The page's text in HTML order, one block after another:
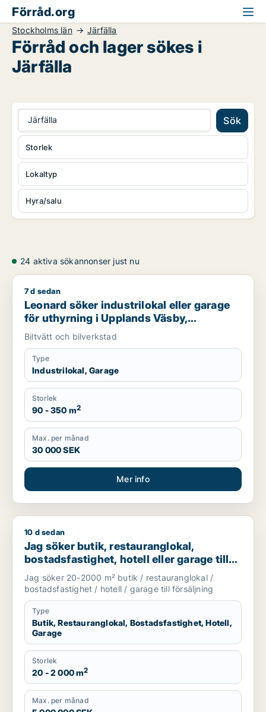
Förråd.org
Stockholms län Järfälla
Förråd och lager sökes i
Järfälla
Järfälla Sök
Lokaltyp
Hyra/salu
Storlek
24 aktiva sökannonser just nu
Leonard söker industrilokal eller garage för uthyrning i
7 d sedan
Leonard söker industrilokal eller garage
för uthyrning i Upplands Väsby,
Vallentuna eller Österåker m.fl.
Biltvätt och bilverkstad
Type
Industrilokal, Garage
Storlek
90 - 350 m2
Max. per månad
30 000 SEK
Mer info
Jag söker butik, restauranglokal, bostadsfastighet, hotell
10 d sedan
Jag söker butik, restauranglokal,
bostadsfastighet, hotell eller garage till
salu i Stockholms län
Jag söker 20-2000 m² butik / restauranglokal /
bostadsfastighet / hotell / garage till försäljning
Type
Butik, Restauranglokal, Bostadsfastighet, Hotell,
Garage
Storlek
20 - 2 000 m2
Max. per månad